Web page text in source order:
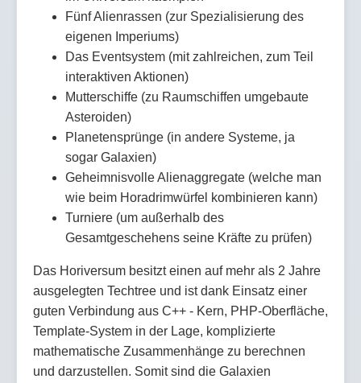
Fünf Alienrassen (zur Spezialisierung des
eigenen Imperiums)
Das Eventsystem (mit zahlreichen, zum Teil
interaktiven Aktionen)
Mutterschiffe (zu Raumschiffen umgebaute
Asteroiden)
Planetensprünge (in andere Systeme, ja
sogar Galaxien)
Geheimnisvolle Alienaggregate (welche man
wie beim Horadrimwürfel kombinieren kann)
Turniere (um außerhalb des
Gesamtgeschehens seine Kräfte zu prüfen)
Das Horiversum besitzt einen auf mehr als 2 Jahre
ausgelegten Techtree und ist dank Einsatz einer
guten Verbindung aus C++ - Kern, PHP-Oberfläche,
Template-System in der Lage, komplizierte
mathematische Zusammenhänge zu berechnen
und darzustellen. Somit sind die Galaxien